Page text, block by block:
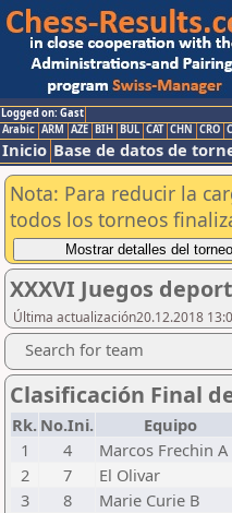
Logged on: Gast
Arabic ARM AZE BIH BUL CAT CHN CRO
Inicio Base de datos de
Nota: Para reducir la
todos los torneos
XXXVI Juegos
Última actualización20.12.2018
Search for team
Clasificación Final
Rk. No.Ini. Equipo
1
4 Marcos Frechin A
2
7 El Olivar
3
8 Marie Curie B